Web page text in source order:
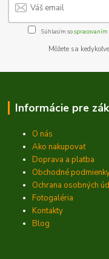
Súhlasím so
Môžete sa
Informácie pre
O nás
Ako nakupovať
Doprava a platba
Obchodné
Ochrana osobných
Fotogaléria
Kontakty
Blog